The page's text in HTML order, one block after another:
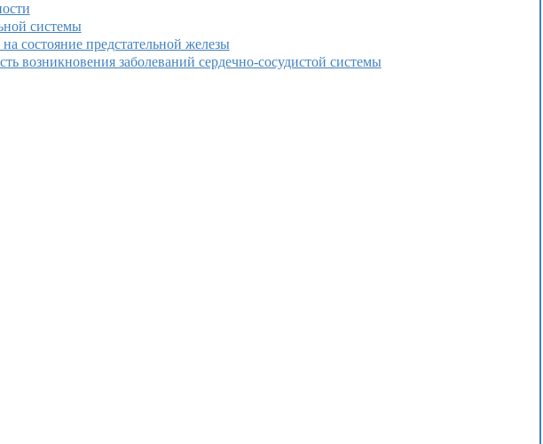
системы
состояние предстательной железы
возникновения заболеваний сердечно-сосудистой системы